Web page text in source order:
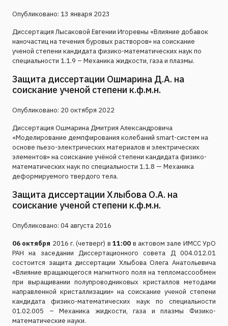
Опубликовано: 13 января 2023
Диссертация Лысаковой Евгении Игоревны «Влияние добавок
наночастиц на течения буровых растворов» на соискание
ученой степени кандидата физико-математических наук по
специальности 1.1.9 – Механика жидкости, газа и плазмы.
Защита диссертации Ошмарина Д.А. на
соискание ученой степени к.ф.м.н.
Опубликовано: 20 октября 2022
Диссертация Ошмарина Дмитрия Александровича
«Моделирование демпфирования колебаний smart-систем на
основе пьезо-электрических материалов и электрических
элементов» на соискание учёной степени кандидата физико-
математических наук по специальности 1.1.8 — Механика
деформируемого твердого тела.
Защита диссертации Хлыбова О.А. на
соискание ученой степени к.ф.м.н.
Опубликовано: 04 августа 2016
06 октября 2016 г. (четверг) в11:00 в актовом зале ИМСС УрО
РАН на заседании Диссертационного совета Д 004.012.01
состоится защита диссертации Хлыбова Олега Анатольевича
«Влияние вращающегося магнитного поля на тепломассообмен
при выращивании полупроводниковых кристаллов методами
направленной кристаллизации» на соискание ученой степени
кандидата физико-математических наук по специальности
01.02.005 – Механика жидкости, газа и плазмы Физико-
математические науки.